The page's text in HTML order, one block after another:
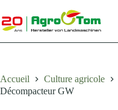
au
contenu
Accueil Culture agricole
Décompacteur GW